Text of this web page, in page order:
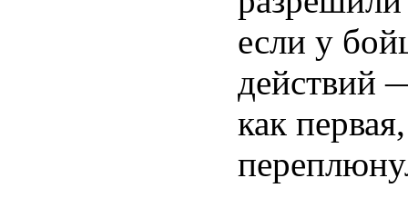
если у
действий
как